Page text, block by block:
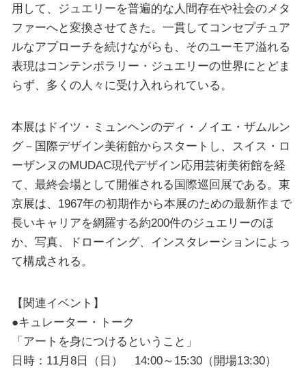
用して、ジュエリーを普遍的な人間存在や社会のメタ
ファーへと変換させてきた。一貫してコンセプチュア
ルなアプローチを続けながらも、そのユーモア溢れる
表現はコンテンポラリー・ジュエリーの世界にとどま
らず、多くの人々に受け入れられている。
本展はドイツ・ミュンヘンのディ・ノイエ・ザムルン
グ－国際デザイン美術館からスタートし、スイス・ロ
ーザンヌのMUDAC現代デザイン応用芸術美術館を経
て、最終会場として開催される国際巡回展である。東
京展は、1967年の初期作から本展のための最新作まで
長いキャリアを網羅する約200件のジュエリーのほ
か、写真、ドローイング、インスタレーションによっ
て構成される。
【関連イベント】
●キュレーター・トーク
「アートを身につけるということ」
日時：11月8日（日） 14:00～15:30（開場13:30）